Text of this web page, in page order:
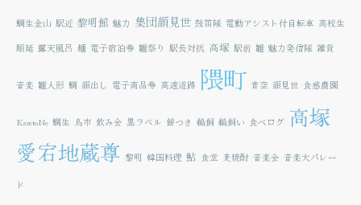
鯛生金山 駅近 黎明館 魅力 集団顔見世 鼓笛隊 電動アシスト付自転車 高校生
順延 露天風呂 麺 電子宿泊券 雛祭り 駅長対抗 高塚 駅前 雛 魅力発信隊 雑貨
音楽 雛人形 鯛 顔出し 電子商品券 高速道路 隈町 青空 顔見世 食感農園
KazetoNe 鯛生 鳥市 飲み会 黒ラベル 餅つき 鵜飼 鵜飼い 食べログ 高塚
愛宕地蔵尊 黎明 韓国料理 鮎 食堂 麦焼酎 音楽会 音楽大パレー
ド